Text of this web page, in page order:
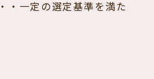
一定の選定基準を満た